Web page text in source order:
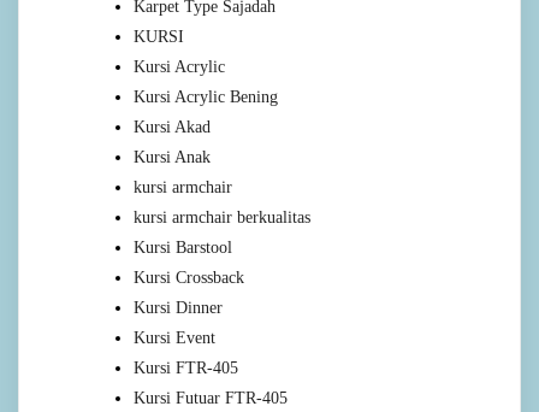
Karpet Type Sajadah
KURSI
Kursi Acrylic
Kursi Acrylic Bening
Kursi Akad
Kursi Anak
kursi armchair
kursi armchair berkualitas
Kursi Barstool
Kursi Crossback
Kursi Dinner
Kursi Event
Kursi FTR-405
Kursi Futuar FTR-405